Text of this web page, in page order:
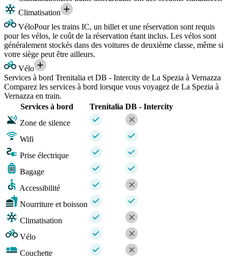
Climatisation
VéloPour les trains IC, un billet et une réservation sont requis
pour les vélos, le coût de la réservation étant inclus. Les vélos sont
généralement stockés dans des voitures de deuxième classe, même si
votre siège peut être ailleurs.
Vélo
Services à bord Trenitalia et DB - Intercity de La Spezia à Vernazza
Comparez les services à bord lorsque vous voyagez de La Spezia à
Vernazza en train.
Services à bord
Trenitalia DB - Intercity
Zone de silence
Wifi
Prise électrique
Bagage
Accessibilité
Nourriture et boisson
Climatisation
Vélo
Couchette